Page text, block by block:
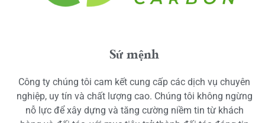
Sứ mệnh
Công ty chúng tôi cam kết cung cấp các dịch vụ chuyên
nghiệp, uy tín và chất lượng cao. Chúng tôi không ngừng
nỗ lực để xây dựng và tăng cường niềm tin từ khách